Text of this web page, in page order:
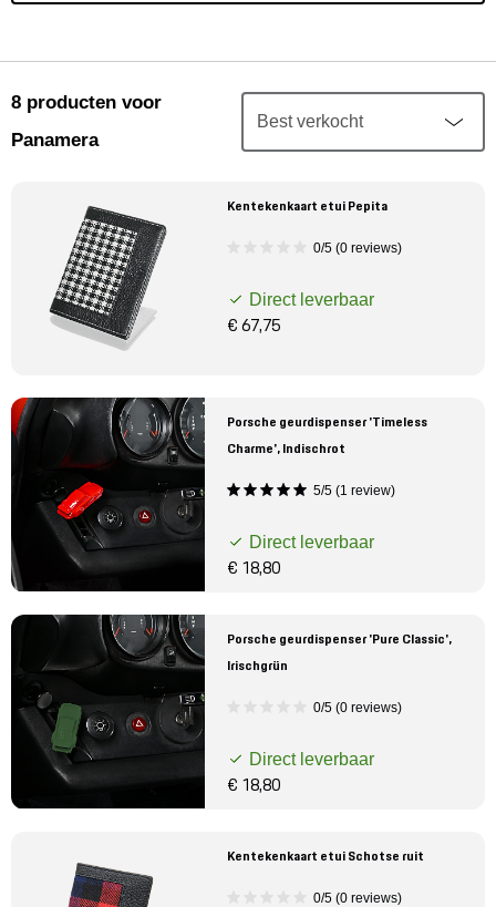
Mijn account
Meer Porsche
Porsche informatie
8 producten voor
Panamera
Kentekenkaart etui Pepita
0/5 (0 reviews)
Direct leverbaar
€ 67,75
Porsche geurdispenser 'Timeless
Charme', Indischrot
5/5 (1 review)
Direct leverbaar
€ 18,80
Porsche geurdispenser 'Pure Classic',
Irischgrün
0/5 (0 reviews)
Direct leverbaar
€ 18,80
Kentekenkaart etui Schotse ruit
0/5 (0 reviews)